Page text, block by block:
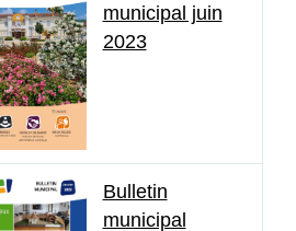
municipal juin
2023
Bulletin
municipal